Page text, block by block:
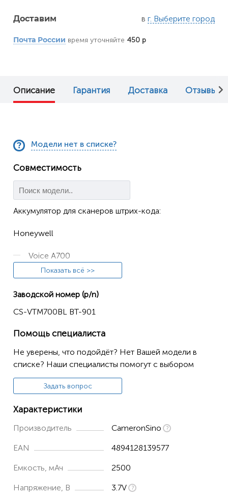
Доставим в г. Выберите город
Почта России время уточняйте 450 р
Описание Гарантия Доставка Отзывы (0)
Модели нет в списке?
Совместимость
Аккумулятор для сканеров штрих-кода:
Honeywell
Voice A700
Voice A700x
Vocollect
A700
A710
A720
A730
Talkman A700
Talkman A730
Talkman A730x
Показать всё >>
Заводской номер (p/n)
CS-VTM700BL BT-901
Помощь специалиста
Не уверены, что подойдёт? Нет Вашей модели в
списке? Наши специалисты помогут с выбором
Задать вопрос
Характеристики
Производитель CameronSino
EAN 4894128139577
Емкость, мАч 2500
Напряжение, В 3.7V